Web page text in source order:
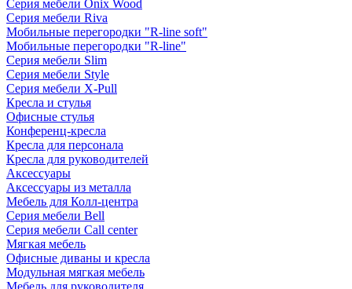
Серия мебели Onix Wood
Серия мебели Riva
Мобильные перегородки "R-line soft"
Мобильные перегородки "R-line"
Серия мебели Slim
Серия мебели Style
Серия мебели X-Pull
Кресла и стулья
Офисные стулья
Конференц-кресла
Кресла для персонала
Кресла для руководителей
Аксессуары
Аксессуары из металла
Мебель для Колл-центра
Серия мебели Bell
Серия мебели Call center
Мягкая мебель
Офисные диваны и кресла
Модульная мягкая мебель
Мебель для руководителя